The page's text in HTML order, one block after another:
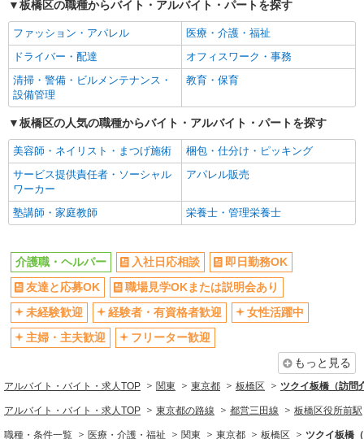
当 ・（東京都）居住支援特別手当 ・働きがい向上
手当 ・特別夜勤手当 ・日祝手当（月平均2回分）
・夜勤手当（月平均5回分） ※居住支援特別手当
は勤続5年目までの方はさらに1万円支給（再入社
は除く） ◎賞与：基本給2.08ヶ月分/年支給 ◎残
業時は別途時間外手当支給（超過1分〜）
東京都板橋区三園2丁目12-14
キープ 詳細を見る
正社員
SOMPOケア ラヴィーレ赤塚公園/5010aa1
万円〜 【初任者研修・無資格】 月給：259,800円
年収例：351万円〜 ※職務手当、（東京都）居住
支援特別手当、日祝手当（月平均2回分）、夜勤手
当を含みます。 ※居住支援特別手当は勤続5年目
までの方はさらに1万円支給（再入社は除く） ◎
間外手当支給（超過1分〜）
東京都板橋区大門7-5
キープ 詳細を見る
そんぽの家S ときわ台南/2045ba1
介護スタッフ
【実務者研修】 月給：255,000円 年収例：350
万円〜 【初任者研修】 月給：245,300円 年収例：
335万円〜 ※職務手当、（東京都）居住支援特別
手当、働きがい向上手当、日祝手当（月平均2回
分）、夜勤手当（月平均5回分）等、毎月平均的に
支払われる手当を含みます。 ※居住支援特別手当
は勤続5年目までの方はさらに1万円支給（再入社
業時は別途時間外手当支給（超過1分〜）
東京都板橋区東新町1丁目29-6
詳細を見る
アルバイト パート
未経験歓迎
経験者・有資格者歓迎
女性活躍中
主婦・主夫歓迎
フリーター歓迎
学歴不問
ブランクOK
ミドル（40代～）活躍中
エルダー（50代～）活躍中
昇給あり
禁煙・分煙
バイク通勤OK
自転車通勤OK
残業ほぼなし
副業・WワークOK
転勤なし
交通費支給
社会保険あり
産休・育休取得実績あり
各種手当（家族・役職・インセン
研修制度あり
社員登用あり
資格取得支援制度あり
髪型・髪色自由
髭（ひげ）OK
ネイルOK
同じ職種から求人を探す
介護職・ヘルパー
板橋区の職種からバイト・アルバイト・パートを探す
ファッション・アパレル
医療・介護・福祉
ドライバー・配達
オフィスワーク・事務
清掃・警備・ビルメンテナンス・
設備管理
教育・保育
板橋区の人気の職種からバイト・アルバイト・パートを探す
美容師・ネイリスト・まつげ施術
梱包・仕分け・ピッキング
サービス提供責任者・ソーシャル
ワーカー
アパレル販売
塾講師・家庭教師 栄養士・管理栄養士
介護職・ヘルパー 入社日応相談
即日勤務OK
友達と応募OK
職場見学OKまたは説明会あり
未経験歓迎
経験者・有資格者歓迎
女性活躍中
主婦・主夫歓迎
フリーター歓迎
もっと見る
アルバイト・バイト・求人TOP 関東 東京都 板橋区 ツクイ板橋（訪問
アルバイト・バイト・求人TOP 東京都の路線 都営三田線 板橋区役所前駅
職種・条件一覧 医療・介護・福祉 関東 東京都 板橋区 ツクイ板橋